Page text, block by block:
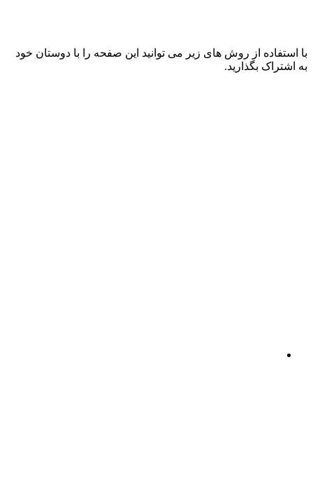
با استفاده از روش های زیر می توانید این صفحه را با دوستان خود
به اشتراک بگذارید.